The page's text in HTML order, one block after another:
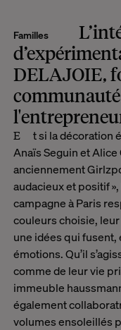
Familles
DELAJOIE,
Et si la décoration était vecteur d’optimisme ? Pour
Anaïs Seguin et Alice
anciennement
audacieux et positif
campagne à Paris
couleurs choisie,
une idées qui
émotions. Qu’il
comme de leur vie
immeuble
également
volumes ensoleillés